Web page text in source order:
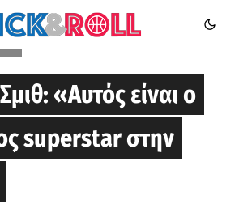
«Αυτός είναι ο
superstar στην